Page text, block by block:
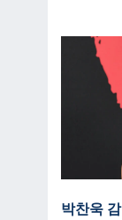
박찬욱